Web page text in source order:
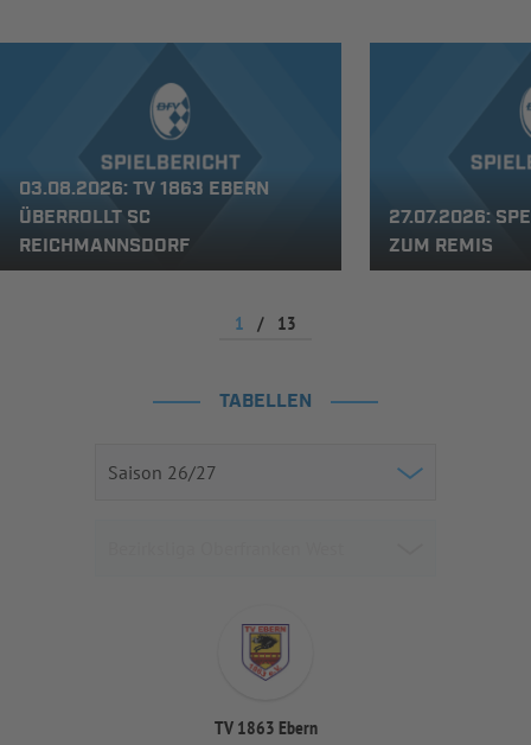
03.08.2026: TV 1863 EBERN
ÜBERROLLT SC
REICHMANNSDORF
27.07.2026:
ZUM REMIS
1 / 13
TABELLEN
TV 1863 Ebern